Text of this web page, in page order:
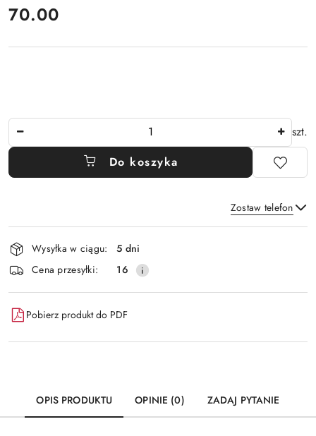
cena:
70.00
szt.
Do koszyka
Zostaw telefon
Wyślij
Dostępność
i
dostawa
Wysyłka w ciągu:
5 dni
Cena przesyłki:
16
Pobierz produkt do PDF
OPIS PRODUKTU OPINIE (0) ZADAJ PYTANIE